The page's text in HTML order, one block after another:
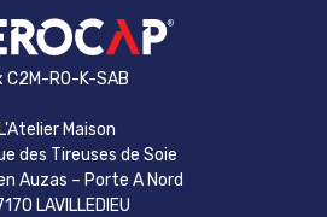
C2M-RO-K-SAB
L'Atelier Maison
des Tireuses de Soie
Auzas – Porte A Nord
LAVILLEDIEU